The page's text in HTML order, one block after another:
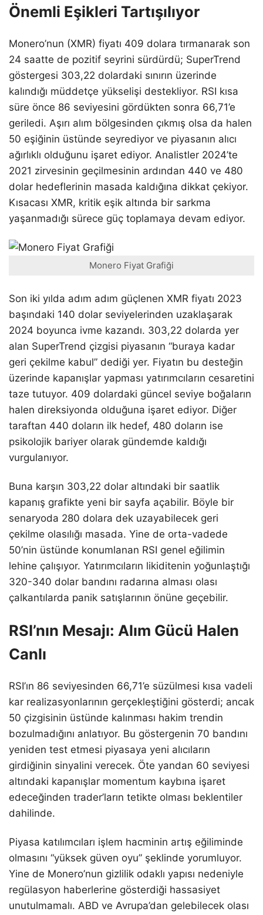
Önemli Eşikleri Tartışılıyor
Monero’nun (XMR) fiyatı 409 dolara tırmanarak son
24 saatte de pozitif seyrini sürdürdü; SuperTrend
göstergesi 303,22 dolardaki sınırın üzerinde
kalındığı müddetçe yükselişi destekliyor. RSI kısa
süre önce 86 seviyesini gördükten sonra 66,71’e
geriledi. Aşırı alım bölgesinden çıkmış olsa da halen
50 eşiğinin üstünde seyrediyor ve piyasanın alıcı
ağırlıklı olduğunu işaret ediyor. Analistler 2024’te
2021 zirvesinin geçilmesinin ardından 440 ve 480
dolar hedeflerinin masada kaldığına dikkat çekiyor.
Kısacası XMR, kritik eşik altında bir sarkma
yaşanmadığı sürece güç toplamaya devam ediyor.
Monero Fiyat Grafiği
Son iki yılda adım adım güçlenen XMR fiyatı 2023
başındaki 140 dolar seviyelerinden uzaklaşarak
2024 boyunca ivme kazandı. 303,22 dolarda yer
alan SuperTrend çizgisi piyasanın “buraya kadar
geri çekilme kabul” dediği yer. Fiyatın bu desteğin
üzerinde kapanışlar yapması yatırımcıların cesaretini
taze tutuyor. 409 dolardaki güncel seviye boğaların
halen direksiyonda olduğuna işaret ediyor. Diğer
taraftan 440 doların ilk hedef, 480 doların ise
psikolojik bariyer olarak gündemde kaldığı
vurgulanıyor.
Buna karşın 303,22 dolar altındaki bir saatlik
kapanış grafikte yeni bir sayfa açabilir. Böyle bir
senaryoda 280 dolara dek uzayabilecek geri
çekilme olasılığı masada. Yine de orta-vadede
50’nin üstünde konumlanan RSI genel eğilimin
lehine çalışıyor. Yatırımcıların likiditenin yoğunlaştığı
320-340 dolar bandını radarına alması olası
çalkantılarda panik satışlarının önüne geçebilir.
RSI’nın Mesajı: Alım Gücü Halen
Canlı
RSI’ın 86 seviyesinden 66,71’e süzülmesi kısa vadeli
kar realizasyonlarının gerçekleştiğini gösterdi; ancak
50 çizgisinin üstünde kalınması hakim trendin
bozulmadığını anlatıyor. Bu göstergenin 70 bandını
yeniden test etmesi piyasaya yeni alıcıların
girdiğinin sinyalini verecek. Öte yandan 60 seviyesi
altındaki kapanışlar momentum kaybına işaret
edeceğinden trader’ların tetikte olması beklentiler
dahilinde.
Piyasa katılımcıları işlem hacminin artış eğiliminde
olmasını “yüksek güven oyu” şeklinde yorumluyor.
Yine de Monero’nun gizlilik odaklı yapısı nedeniyle
regülasyon haberlerine gösterdiği hassasiyet
unutulmamalı. ABD ve Avrupa’dan gelebilecek olası